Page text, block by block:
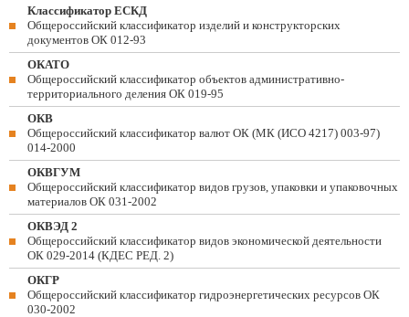
Классификатор ЕСКД
Общероссийский классификатор изделий и конструкторских
документов ОК 012-93
ОКАТО
Общероссийский классификатор объектов административно-
территориального деления ОК 019-95
ОКВ
Общероссийский классификатор валют ОК (МК (ИСО 4217) 003-97)
014-2000
ОКВГУМ
Общероссийский классификатор видов грузов, упаковки и упаковочных
материалов ОК 031-2002
ОКВЭД 2
Общероссийский классификатор видов экономической деятельности
ОК 029-2014 (КДЕС РЕД. 2)
ОКГР
Общероссийский классификатор гидроэнергетических ресурсов ОК
030-2002